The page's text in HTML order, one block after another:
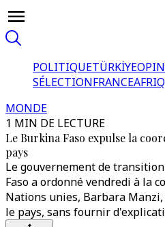
POLITIQUETÜRKİYE
SÉLECTIONFRANCE
MONDE
1 MIN DE LECTURE
Le Burkina Faso expulse la
pays
Le gouvernement de
Faso a ordonné vendredi à la
Nations unies, Barbara
le pays, sans fournir